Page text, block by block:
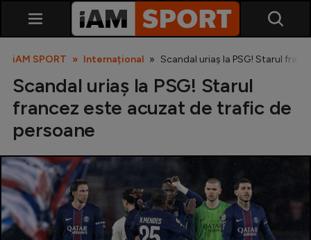
SuperLiga
Liga 2
Cupa României
iAM SPORT Internațional Scandal uriaș la PSG! Starul
Scandal uriaș la PSG! Starul
francez este acuzat de trafic de
persoane